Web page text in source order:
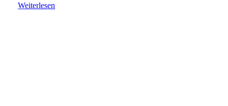
Weiterlesen